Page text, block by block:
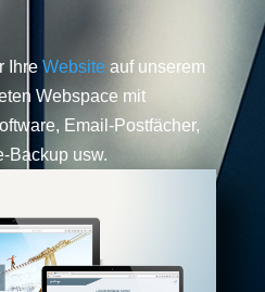
Ihre Website auf unserem
Webspace mit
Email-Postfächer,
Backup usw.